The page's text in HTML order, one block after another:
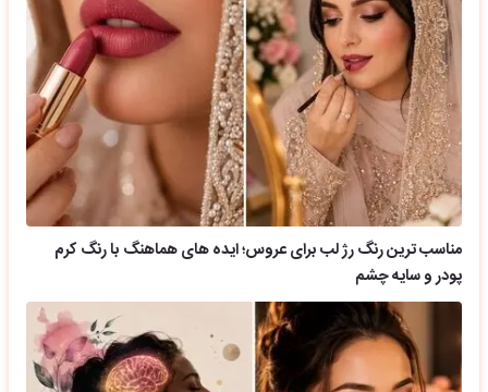
مناسب ترین رنگ رژ لب برای عروس؛ ایده های هماهنگ با رنگ کرم
پودر و سایه چشم